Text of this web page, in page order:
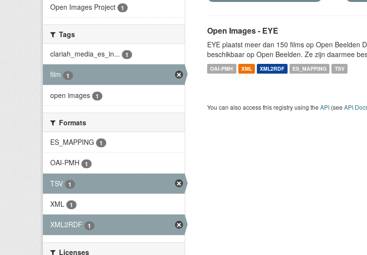
Open Images Project 1
Tags
clariah_media_es_in...
1
film 1
open images 1
Formats
ES_MAPPING
1
OAI-PMH 1
TSV 1
XML 1
XML2RDF 1
Licenses
Open Images - EYE
EYE plaatst meer dan 150 films op Open Beelden
beschikbaar op Open Beelden. Ze zijn daarmee
OAI-PMH XML XML2RDF ES_MAPPING TSV
You can also access this registry using the API (see API